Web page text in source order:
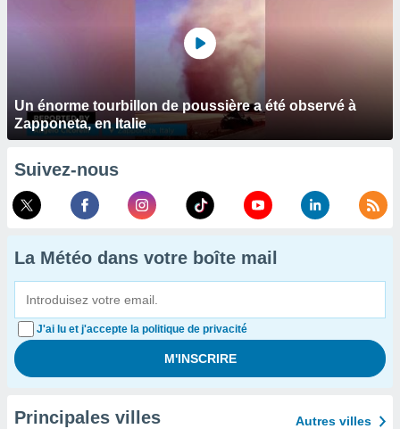
Un énorme tourbillon de poussière a été observé à
Zapponeta, en Italie
Suivez-nous
La Météo dans votre boîte mail
J'ai lu et j'accepte la politique de privacité
Principales villes Autres villes